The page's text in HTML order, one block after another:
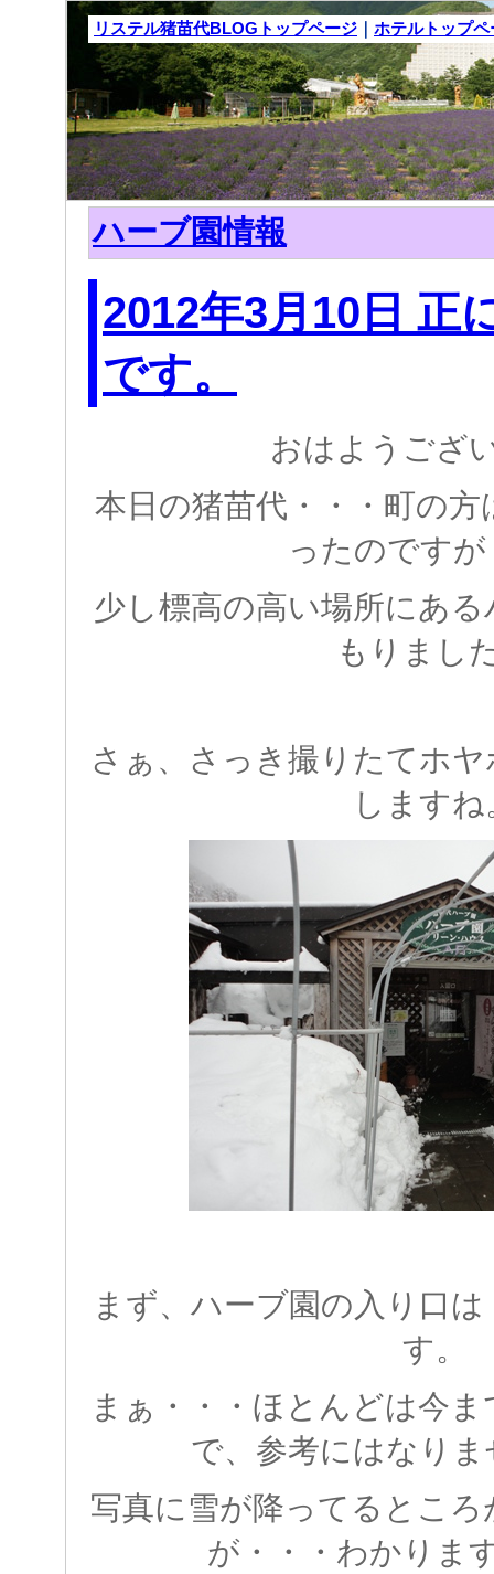
リステル猪苗代BLOGトップページ ｜ ホテルトップペ
ハーブ園情報
2012年3月10日 正
です。
おはようござ
本日の猪苗代・・・町の
ったのです
少し標高の高い場所にあ
もりまし
さぁ、さっき撮りたてホ
しますね
まず、ハーブ園の入り口
す。
まぁ・・・ほとんどは今
で、参考にはなり
写真に雪が降ってるとこ
が・・・わかりま